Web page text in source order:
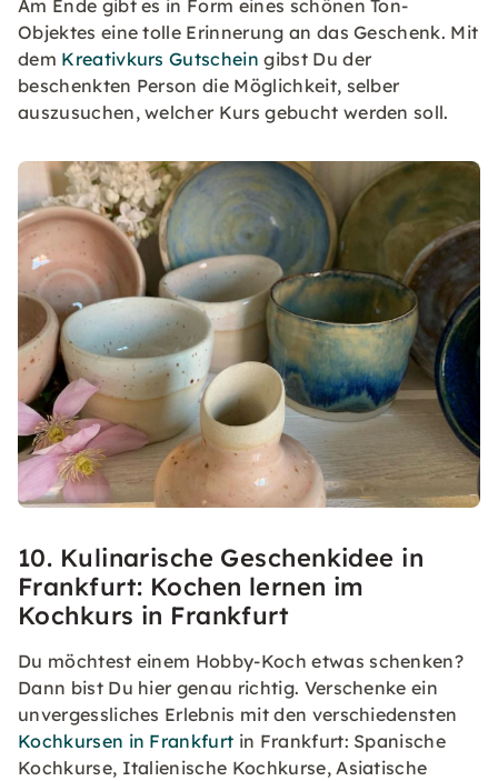
Am Ende gibt es in Form eines schönen Ton-
Objektes eine tolle Erinnerung an das Geschenk. Mit
dem Kreativkurs Gutschein gibst Du der
beschenkten Person die Möglichkeit, selber
auszusuchen, welcher Kurs gebucht werden soll.
10. Kulinarische Geschenkidee in
Frankfurt: Kochen lernen im
Kochkurs in Frankfurt
Du möchtest einem Hobby-Koch etwas schenken?
Dann bist Du hier genau richtig. Verschenke ein
unvergessliches Erlebnis mit den verschiedensten
Kochkursen in Frankfurt in Frankfurt: Spanische
Kochkurse, Italienische Kochkurse, Asiatische